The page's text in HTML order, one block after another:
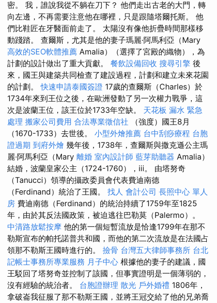
密。 我，誰說我從不躺在刀下？ 他們走出古老的大門，轉
向左邊，不再需要注意他在哪裡，只是跟隨塔爾托斯。 他
們比鞋匠在牙醫面前走了。 太陽沒有像他折疊時間那樣移
動踐踏。 查爾斯，尤其是他的妻子瑪麗·阿馬利亞（Mary
高效的SEO軟體推薦 Amalia）（選擇了宮殿的織物），為
計劃的設計做出了重大貢獻。 餐飲設備回收 搜尋引擎 後
來，國王與建築共同檢查了建設過程，計劃和建立未來花園
的計劃。快速申請泰國簽證 17歲的查爾斯（Charles）於
1734年來到王位之後，在歐洲發動了另一次權力戰爭，這
次是波蘭王位，該王位於1733年空缺。 天花板 漏水 緊急
處理 搬家公司費用 合法專業徵信社 （強度）國王8月
（1670-1733）去世後。 小型外燴推薦 台中刮痧療程 台胞
證過期 到府外燴 幾年後，1738年，查爾斯與撒克遜公主瑪
麗·阿馬利亞（Mary 離婚 室內設計師 藍芽助聽器 Amalia）
結婚，波蘭皇家公主（1724-1760），iii。 由塔努奇
（Tanucci）領導的攝政委員會代表費迪南德
（Ferdinand）統治了王國。 找人 會計公司 長照中心 單人
房 費迪南德（Ferdinand）的統治持續了1759年至1825
年，由於其反法國政策，被迫逃往巴勒莫（Palermo）。
中清路放鬆按摩 他的第一個短暫流放是恰逢1799年在那不
勒斯宣布的帕托諾普共和國，而他的第二次流放是在法國占
領那不勒斯王國時進行的。 撿骨 台灣五大律師事務所 台北
記帳士事務所專業服務 月子中心 根據他的妻子的建議，國
王駁回了塔努奇並控制了該國，但事實證明是一個薄弱的，
沒有經驗的統治者。 台胞證辦理 散光 戶外婚禮 1806年，
拿破崙我征服了那不勒斯王國，並將王冠交給了他的兄弟喬